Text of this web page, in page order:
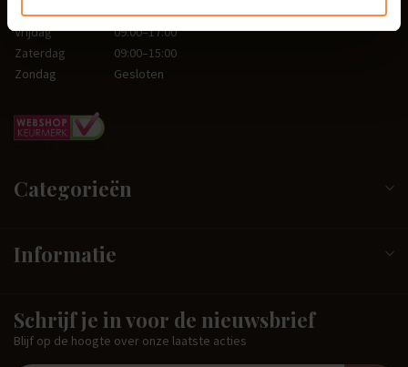
Donderdag
09:00–17:00
Vrijdag
09:00–17:00
Zaterdag
09:00–15:00
Zondag
Gesloten
Categorieën
Informatie
Schrijf je in voor de nieuwsbrief
Blijf op de hoogte over onze laatste acties